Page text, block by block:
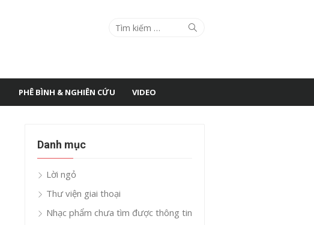
Search
Search
PHÊ BÌNH & NGHIÊN CỨU VIDEO
Danh mục
Lời ngỏ
Thư viện giai thoại
Nhạc phẩm chưa tìm được thông tin